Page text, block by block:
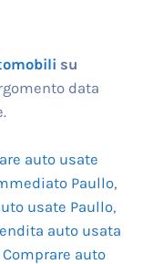
su
data
auto usate
Paullo,
usate Paullo,
auto usata
Comprare auto